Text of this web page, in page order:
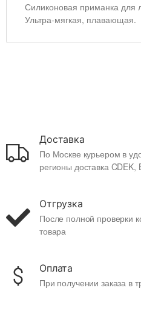
Силиконовая приманка для
Ультра-мягкая, плавающая.
Доставка
По Москве курьером в
регионы доставка CDEK,
Отгрузка
После полной проверки
товара
Оплата
При получении заказа в